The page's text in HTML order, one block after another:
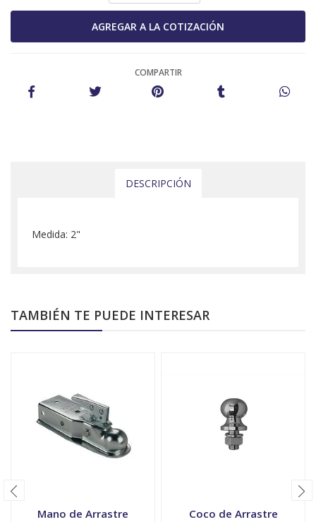
COMPARTIR
DESCRIPCIÓN
Medida: 2"
TAMBIÉN TE PUEDE INTERESAR
Mano de Arrastre Coco de Arrastre